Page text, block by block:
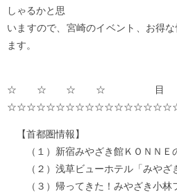
しゃるかと思
いますので、宮崎のイベント、お得
ます。
☆☆☆☆ 目
【首都圏情報】
（１）新宿みやざき館ＫＯＮＮＥ
（２）浅草ビューホテル「みやざ
（３）帰ってきた！みやざき小林